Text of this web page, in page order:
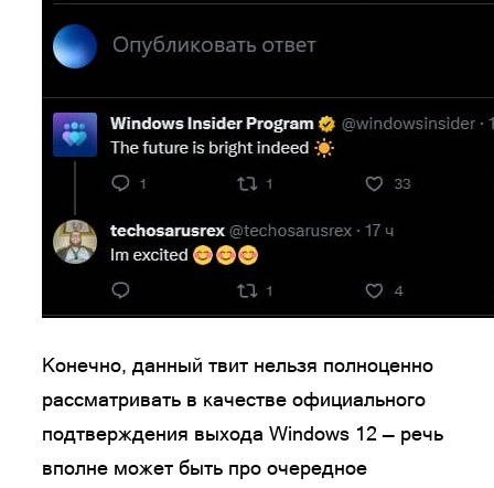
Конечно, данный твит нельзя полноценно
рассматривать в качестве официального
подтверждения выхода Windows 12 — речь
вполне может быть про очередное